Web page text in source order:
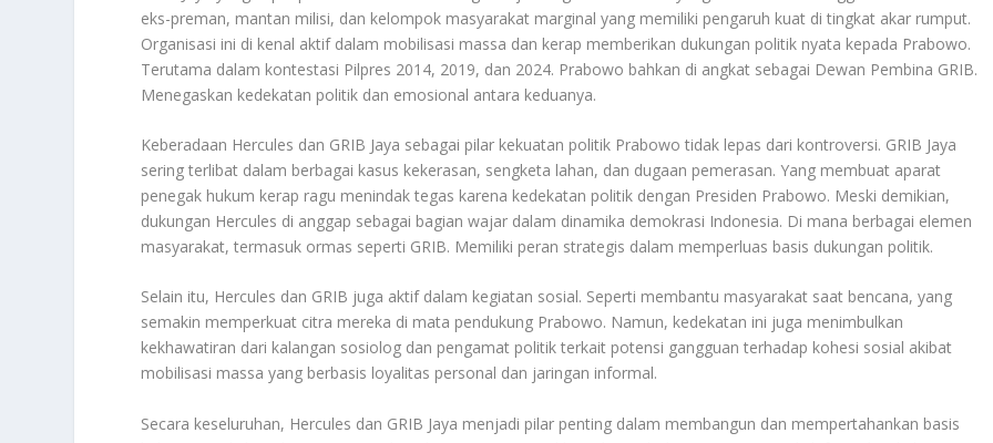
eks-preman, mantan milisi, dan kelompok masyarakat marginal yang memiliki pengaruh kuat di tingkat akar rumput.
Organisasi ini di kenal aktif dalam mobilisasi massa dan kerap memberikan dukungan politik nyata kepada Prabowo.
Terutama dalam kontestasi Pilpres 2014, 2019, dan 2024. Prabowo bahkan di angkat sebagai Dewan Pembina GRIB.
Menegaskan kedekatan politik dan emosional antara keduanya.
Keberadaan Hercules dan GRIB Jaya sebagai pilar kekuatan politik Prabowo tidak lepas dari kontroversi. GRIB Jaya
sering terlibat dalam berbagai kasus kekerasan, sengketa lahan, dan dugaan pemerasan. Yang membuat aparat
penegak hukum kerap ragu menindak tegas karena kedekatan politik dengan Presiden Prabowo. Meski demikian,
dukungan Hercules di anggap sebagai bagian wajar dalam dinamika demokrasi Indonesia. Di mana berbagai elemen
masyarakat, termasuk ormas seperti GRIB. Memiliki peran strategis dalam memperluas basis dukungan politik.
Selain itu, Hercules dan GRIB juga aktif dalam kegiatan sosial. Seperti membantu masyarakat saat bencana, yang
semakin memperkuat citra mereka di mata pendukung Prabowo. Namun, kedekatan ini juga menimbulkan
kekhawatiran dari kalangan sosiolog dan pengamat politik terkait potensi gangguan terhadap kohesi sosial akibat
mobilisasi massa yang berbasis loyalitas personal dan jaringan informal.
Secara keseluruhan, Hercules dan GRIB Jaya menjadi pilar penting dalam membangun dan mempertahankan basis